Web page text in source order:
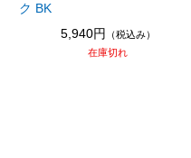
ク BK
5,940円
（税込み）
在庫切れ